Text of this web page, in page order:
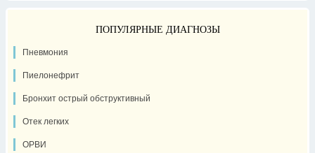
ПОПУЛЯРНЫЕ ДИАГНОЗЫ
Пневмония
Пиелонефрит
Бронхит острый обструктивный
Отек легких
ОРВИ